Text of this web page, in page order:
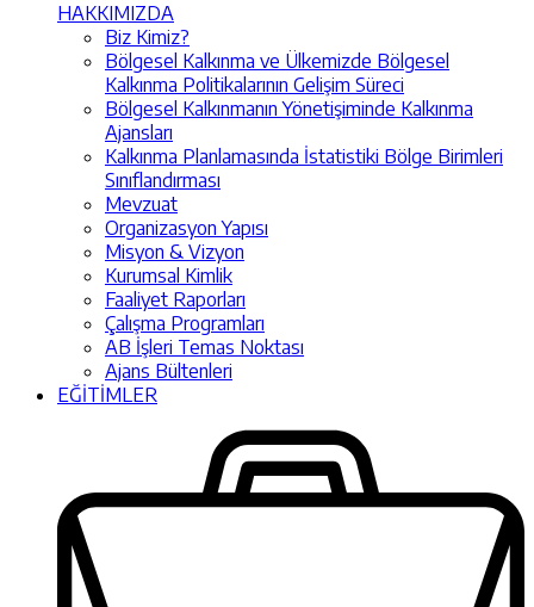
HAKKIMIZDA
Biz Kimiz?
Bölgesel Kalkınma ve Ülkemizde Bölgesel
Kalkınma Politikalarının Gelişim Süreci
Bölgesel Kalkınmanın Yönetişiminde Kalkınma
Ajansları
Kalkınma Planlamasında İstatistiki Bölge Birimleri
Sınıflandırması
Mevzuat
Organizasyon Yapısı
Misyon & Vizyon
Kurumsal Kimlik
Faaliyet Raporları
Çalışma Programları
AB İşleri Temas Noktası
Ajans Bültenleri
EĞİTİMLER